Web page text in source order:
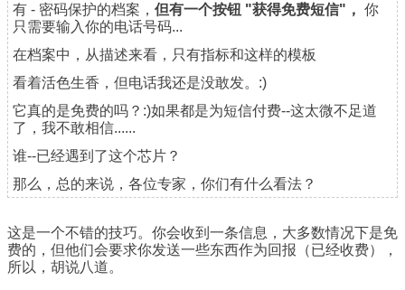
有 - 密码保护的档案， 但有一个按钮 "获得免费短信"， 你
只需要输入你的电话号码...
在档案中，从描述来看，只有指标和这样的模板
看着活色生香，但电话我还是没敢发。:)
它真的是免费的吗？:)如果都是为短信付费--这太微不足道
了，我不敢相信......
谁--已经遇到了这个芯片？
那么，总的来说，各位专家，你们有什么看法？
这是一个不错的技巧。你会收到一条信息，大多数情况下是免
费的，但他们会要求你发送一些东西作为回报（已经收费），
所以，胡说八道。